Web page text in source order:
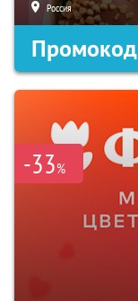
Россия
Промокод
-33%